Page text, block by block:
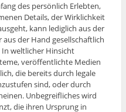
des persönlich Erlebten,
Details, der Wirklichkeit
kann lediglich aus der
der Hand gesellschaftlich
weltlicher Hinsicht
veröffentlichte Medien
die bereits durch legale
sind, oder durch
Unbegreifliches wird
die ihren Ursprung in